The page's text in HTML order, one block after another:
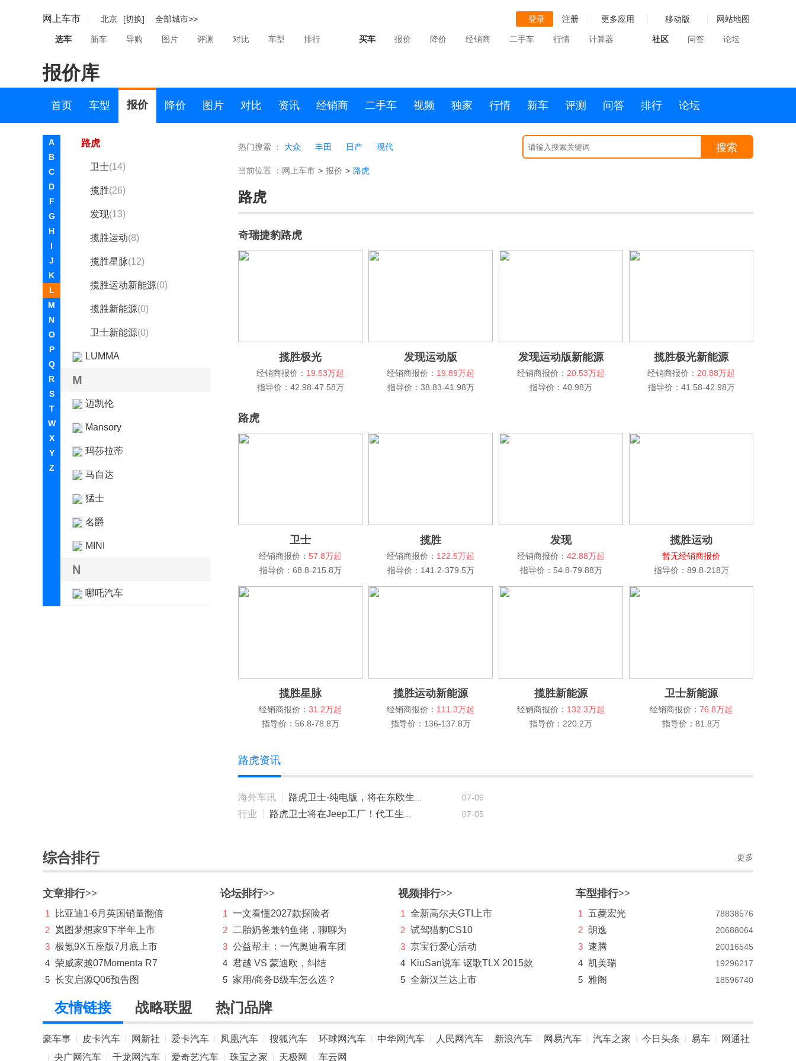
网上车市 北京 [切换] 全部城市>> 登录 注册 更多应用 移动版 网站地图
选车 新车 导购 图片 评测 对比 车型 排行 买车 报价 降价 经销商 二手车 行情 计算器 社区 问答 论坛
报价库
首页 车型 报价 降价 图片 对比 资讯 经销商 二手车 视频 独家 行情 新车 评测 问答 排行 论坛
A
B
C
D
F
G
H
I
J
K
L
M
N
O
P
Q
R
S
T
W
X
Y
Z
奇瑞捷豹路虎
发现运动版
路虎
卫士(14)
揽胜(26)
发现(13)
揽胜运动(8)
揽胜星脉(12)
揽胜运动新能源(0)
揽胜新能源(0)
卫士新能源(0)
LUMMA
M
迈凯伦
Mansory
玛莎拉蒂
马自达
猛士
名爵
MINI
N
哪吒汽车
奇瑞新能源
R
RAM
日产
瑞风汽车
睿蓝汽车
热门搜索 ： 大众 丰田 日产 现代 搜索
当前位置 ： 网上车市 > 报价 > 路虎
路虎
奇瑞捷豹路虎
揽胜极光
经销商报价： 19.53万起
指导价：42.98-47.58万
发现运动版
经销商报价： 19.89万起
指导价：38.83-41.98万
发现运动版新能源
经销商报价： 20.53万起
指导价：40.98万
揽胜极光新能源
经销商报价： 20.88万起
指导价：41.58-42.98万
路虎
卫士
经销商报价： 57.8万起
指导价：68.8-215.8万
揽胜
经销商报价： 122.5万起
指导价：141.2-379.5万
发现
经销商报价： 42.88万起
指导价：54.8-79.88万
揽胜运动
暂无经销商报价
指导价：89.8-218万
揽胜星脉
经销商报价： 31.2万起
指导价：56.8-78.8万
揽胜运动新能源
经销商报价： 111.3万起
指导价：136-137.8万
揽胜新能源
经销商报价： 132.3万起
指导价：220.2万
卫士新能源
经销商报价： 76.8万起
指导价：81.8万
路虎资讯
海外车讯 路虎卫士-纯电版，将在东欧生产，靠近乌克兰！ 07-06
行业 路虎卫士将在Jeep工厂！代工生产，还将推“卫士皮卡” 07-05
综合排行 更多
文章排行>>
1
比亚迪1-6月英国销量翻倍
2
岚图梦想家9下半年上市
3 极氪9X五座版7月底上市
4 荣威家越07Momenta R7
5 长安启源Q06预告图
论坛排行>>
1
一文看懂2027款探险者
2
二胎奶爸兼钓鱼佬，聊聊为
3 公益帮主：一汽奥迪看车团
4 君越 VS 蒙迪欧，纠结
5 家用/商务B级车怎么选？
视频排行>>
1
全新高尔夫GTI上市
2 试驾猎豹CS10
3 京宝行爱心活动
4
KiuSan说车 讴歌TLX 2015款
5 全新汉兰达上市
车型排行>>
1 五菱宏光 78838576
2 朗逸 20688064
3 速腾 20016545
4 凯美瑞 19296217
5 雅阁 18596740
友情链接 战略联盟 热门品牌
豪车事 皮卡汽车 网新社 爱卡汽车 凤凰汽车 搜狐汽车 环球网汽车 中华网汽车 人民网汽车 新浪汽车 网易汽车 汽车之家 今日头条 易车 网通社
央广网汽车 千龙网汽车 爱奇艺汽车 珠宝之家 天极网 车云网